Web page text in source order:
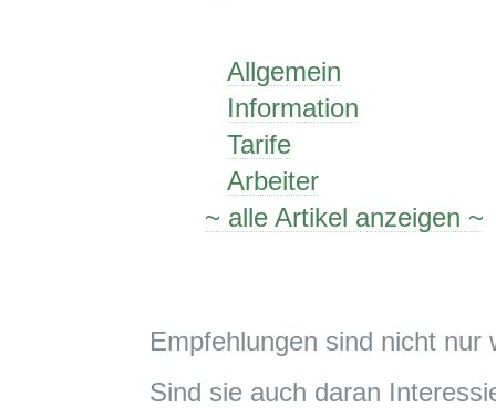
Allgemein
Information
Tarife
Arbeiter
~ alle Artikel anzeigen ~
Empfehlungen sind nicht
Sind sie auch daran